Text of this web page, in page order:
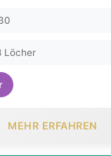
Löcher
MEHR ERFAHREN